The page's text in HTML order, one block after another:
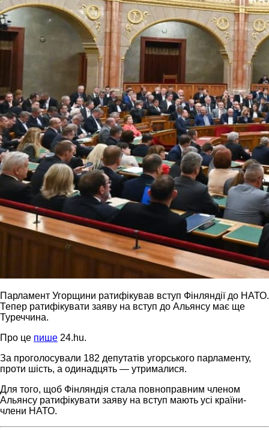
Парламент Угорщини ратифікував вступ Фінляндії до НАТО.
Тепер ратифікувати заяву на вступ до Альянсу має ще
Туреччина.
Про це пише 24.hu.
За проголосували 182 депутатів угорського парламенту,
проти шість, а одинадцять — утрималися.
Для того, щоб Фінляндія стала повноправним членом
Альянсу ратифікувати заяву на вступ мають усі країни-
члени НАТО.